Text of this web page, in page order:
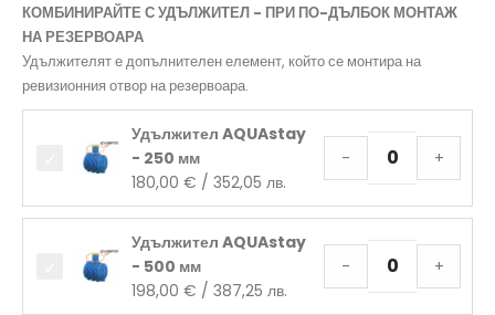
КОМБИНИРАЙТЕ С УДЪЛЖИТЕЛ - ПРИ ПО-ДЪЛБОК МОНТАЖ
НА РЕЗЕРВОАРА
Удължителят е допълнителен елемент, който се монтира на
ревизионния отвор на резервоара.
Удължител AQUAstay
- 250 мм
180,00 € / 352,05 лв.
- +
Удължител AQUAstay
- 500 мм
198,00 € / 387,25 лв.
- +